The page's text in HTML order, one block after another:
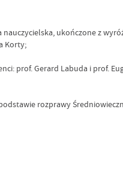
ukończone z
Korty;
prof. Gerard Labuda i prof.
rozprawy